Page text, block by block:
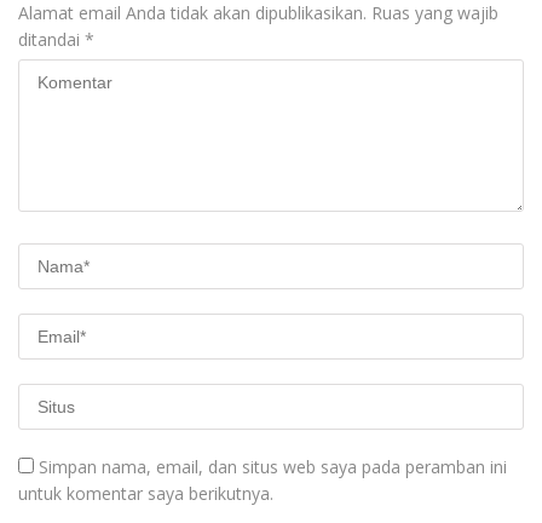
Alamat email Anda tidak akan dipublikasikan. Ruas yang wajib
ditandai *
Simpan nama, email, dan situs web saya pada peramban ini
untuk komentar saya berikutnya.